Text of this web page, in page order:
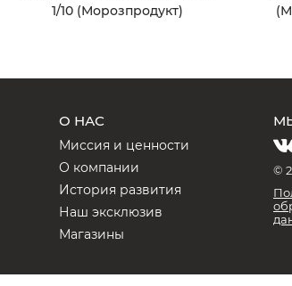
1/10 (Морозпродукт)
О НАС
Миссия и ценности
О компании
История развития
Наш эксклюзив
Магазины
©